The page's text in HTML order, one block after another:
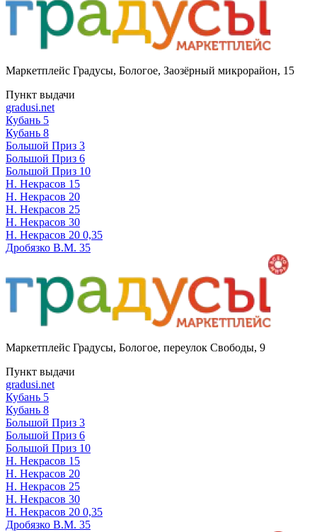
Маркетплейс Градусы, Бологое, Заозёрный микрорайон, 15
Пункт выдачи
gradusi.net
Кубань 5
Кубань 8
Большой Приз 3
Большой Приз 6
Большой Приз 10
Н. Некрасов 15
Н. Некрасов 20
Н. Некрасов 25
Н. Некрасов 30
Н. Некрасов 20 0,35
Дробязко В.М. 35
Маркетплейс Градусы, Бологое, переулок Свободы, 9
Пункт выдачи
gradusi.net
Кубань 5
Кубань 8
Большой Приз 3
Большой Приз 6
Большой Приз 10
Н. Некрасов 15
Н. Некрасов 20
Н. Некрасов 25
Н. Некрасов 30
Н. Некрасов 20 0,35
Дробязко В.М. 35